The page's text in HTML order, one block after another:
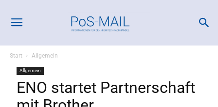
Start Allgemein
Allgemein
ENO startet Partnerschaft